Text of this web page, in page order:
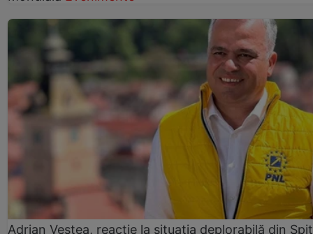
Adrian Veștea, reacție la situația deplorabilă din